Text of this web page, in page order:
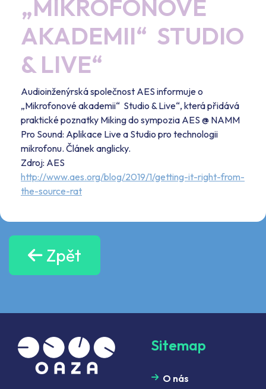
„MIKROFONOVÉ
AKADEMII“ STUDIO
& LIVE“
Audioinženýrská společnost AES informuje o
„Mikrofonové akademii“ Studio & Live“, která přidává
praktické poznatky Miking do sympozia AES @ NAMM
Pro Sound: Aplikace Live a Studio pro technologii
mikrofonu. Článek anglicky.
Zdroj: AES
http://www.aes.org/blog/2019/1/getting-it-right-from-
the-source-rat
Zpět
Sitemap
O nás